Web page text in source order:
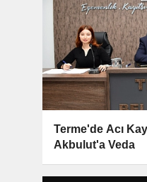
Terme'de Acı
Akbulut'a Veda